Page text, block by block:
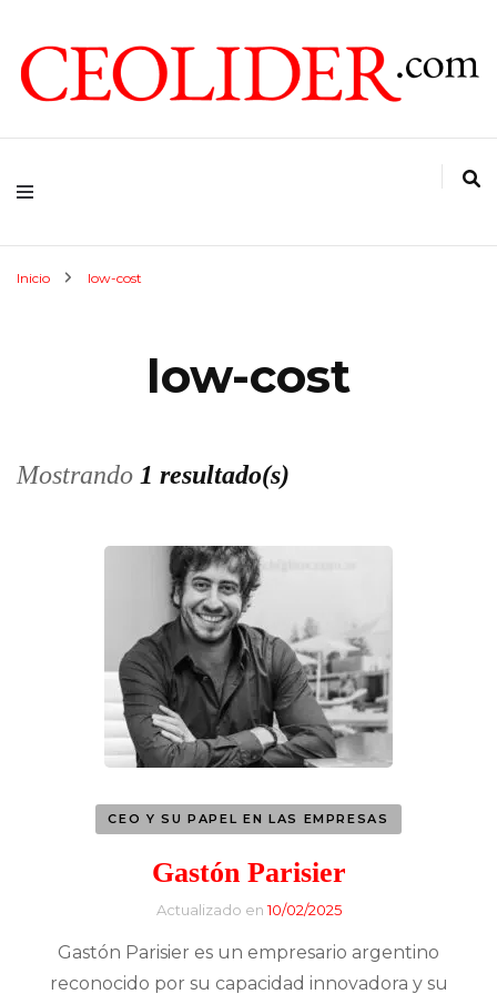
CEOLIDER.COM
Inicio low-cost
low-cost
Mostrando 1 resultado(s)
CEO Y SU PAPEL EN LAS EMPRESAS
Gastón Parisier
Actualizado en10/02/2025
Gastón Parisier es un empresario argentino
reconocido por su capacidad innovadora y su